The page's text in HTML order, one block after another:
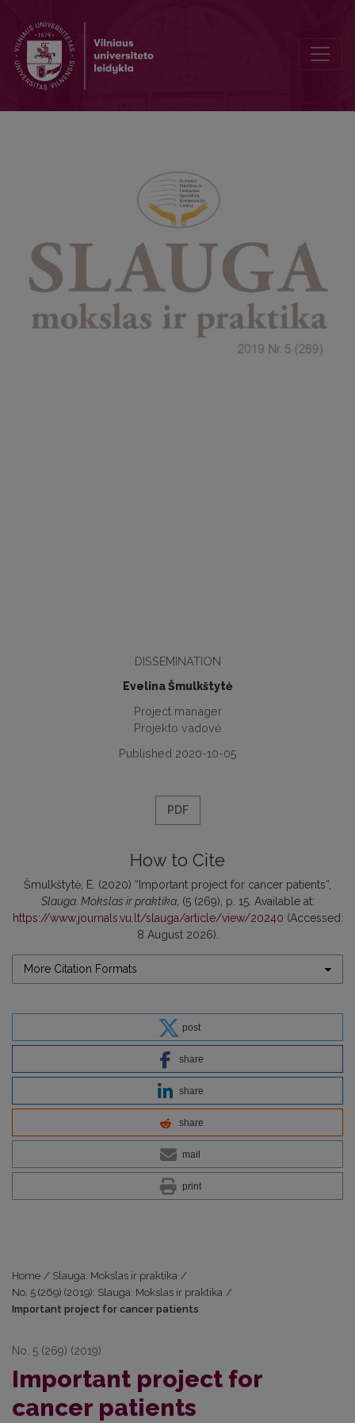
DISSEMINATION
Evelina Šmulkštytė
Project manager
Projekto vadovė
Published 2020-10-05
PDF
How to Cite
Šmulkštytė, E. (2020) “Important project for cancer patients”,
Slauga. Mokslas ir praktika, (5 (269), p. 15. Available at:
https://www.journals.vu.lt/slauga/article/view/20240 (Accessed:
8 August 2026).
More Citation Formats
post
share
share
share
mail
print
Home / Slauga. Mokslas ir praktika /
No. 5 (269) (2019): Slauga. Mokslas ir praktika /
Important project for cancer patients
No. 5 (269) (2019)
Important project for
cancer patients